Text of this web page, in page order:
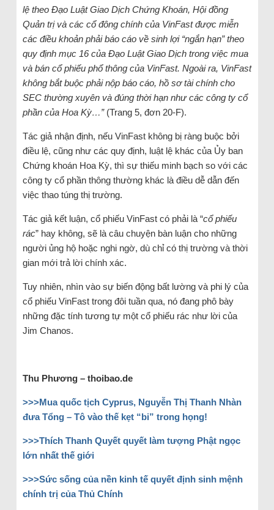
lệ theo Đạo Luật Giao Dịch Chứng Khoán, Hội đồng
Quản trị và các cổ đông chính của VinFast được miễn
các điều khoản phải báo cáo về sinh lợi “ngắn hạn” theo
quy định mục 16 của Đạo Luật Giao Dịch trong việc mua
và bán cổ phiếu phổ thông của VinFast. Ngoài ra, VinFast
không bắt buộc phải nộp báo cáo, hồ sơ tài chính cho
SEC thường xuyên và đúng thời hạn như các công ty cổ
phần của Hoa Kỳ…”(Trang 5, đơn 20-F).
Tác giả nhận định, nếu VinFast không bị ràng buộc bởi
điều lệ, cũng như các quy định, luật lệ khác của Ủy ban
Chứng khoán Hoa Kỳ, thì sự thiếu minh bạch so với các
công ty cổ phần thông thường khác là điều dễ dẫn đến
việc thao túng thị trường.
Tác giả kết luận, cổ phiếu VinFast có phải là “cổ phiếu
rác” hay không, sẽ là câu chuyện bàn luận cho những
người ủng hộ hoặc nghi ngờ, dù chỉ có thị trường và thời
gian mới trả lời chính xác.
Tuy nhiên, nhìn vào sự biến động bất lường và phi lý của
cổ phiếu VinFast trong đôi tuần qua, nó đang phô bày
những đặc tính tương tự một cổ phiếu rác như lời của
Jim Chanos.
Thu Phương – thoibao.de
>>>Mua quốc tịch Cyprus, Nguyễn Thị Thanh Nhàn
đưa Tổng – Tô vào thế kẹt “bi” trong họng!
>>>Thích Thanh Quyết quyết làm tượng Phật ngọc
lớn nhất thế giới
>>>Sức sống của nền kinh tế quyết định sinh mệnh
chính trị của Thủ Chính